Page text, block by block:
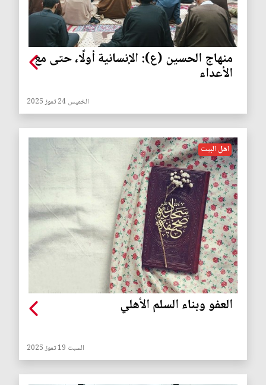
منهاج الحسين (ع): الإنسانية أولًا، حتى مع
الأعداء
الخميس 24 تموز 2025
اهل البيت
العفو وبناء السلم الأهلي
السبت 19 تموز 2025